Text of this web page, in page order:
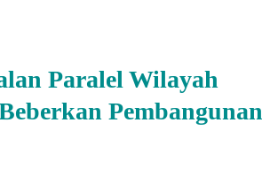
Paralel Wilayah
Pembangunan